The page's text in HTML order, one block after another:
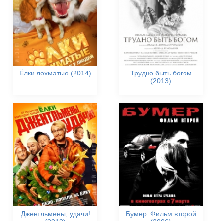
Ёлки лохматые (2014)
Трудно быть богом
(2013)
Джентльмены, удачи!
Бумер. Фильм второй